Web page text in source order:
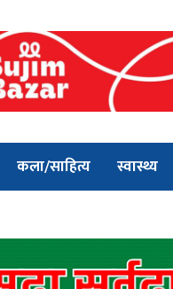
कला/साहित्य स्वास्थ्य